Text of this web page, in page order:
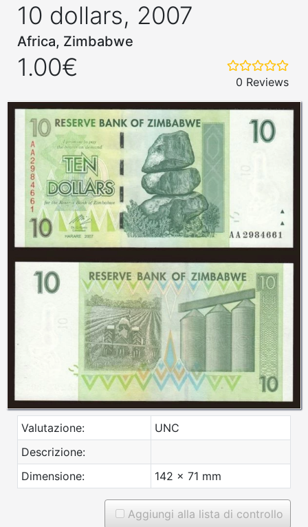
10 dollars, 2007
Africa, Zimbabwe
1.00€
0 Reviews
Valutazione:
UNC
Descrizione:
Dimensione:
142 x 71 mm
Aggiungi alla lista di controllo